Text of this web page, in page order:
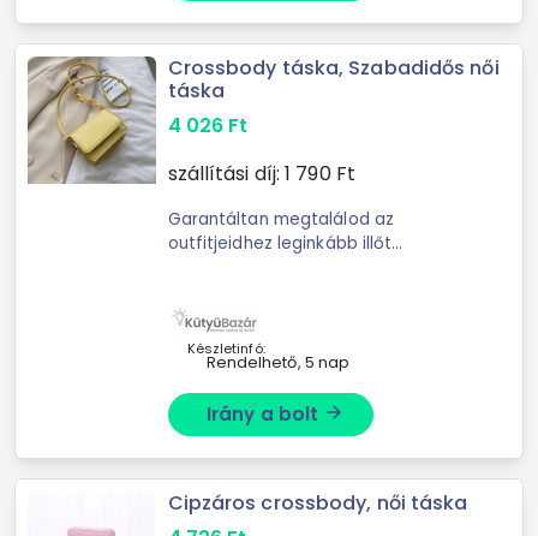
Crossbody táska, Szabadidős női
táska
4 026 Ft
szállítási díj: 1 790Ft
Garantáltan megtalálod az
outfitjeidhez leginkább illőt
dekoratív és praktikus Te is egy
olyan táska ...
Készletinfó:
Rendelhető, 5 nap
Irány a bolt arrow_forward
Cipzáros crossbody, női táska